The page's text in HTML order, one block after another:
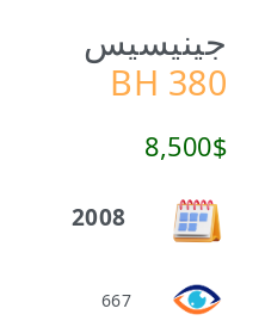
جينيسيس
BH 380
8,500$
2008
667